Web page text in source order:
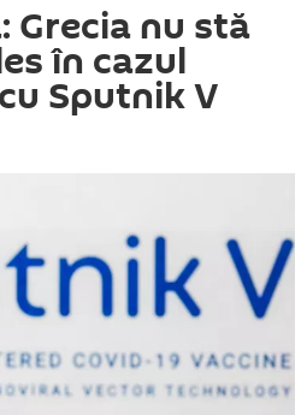
Grecia nu stă
în cazul
Sputnik V